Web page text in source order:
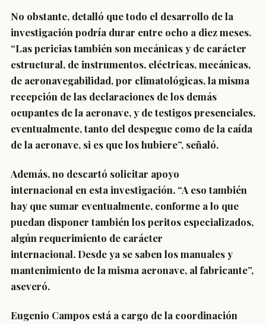
No obstante, detalló que todo el desarrollo de la
investigación podría durar entre ocho a diez meses.
“Laspericias también son mecánicas y de carácter
estructural, deinstrumentos, eléctricas,mecánicas,
de aeronavegabilidad, por climatológicas, la misma
recepción de las declaraciones de los demás
ocupantes de la aeronave, y detestigos presenciales,
eventualmente, tanto del despegue como de la caída
de la aeronave, si es que los hubiere”, señaló.
Además,no descartó solicitar apoyo
internacional en esta investigación. “A eso también
hay que sumar eventualmente, conforme a lo que
puedan disponer también los peritos especializados,
algún requerimiento de carácter
internacional. Desde ya se saben los manuales y
mantenimiento de la misma aeronave, al fabricante”,
aseveró.
Eugenio Campos está a cargo de la coordinación